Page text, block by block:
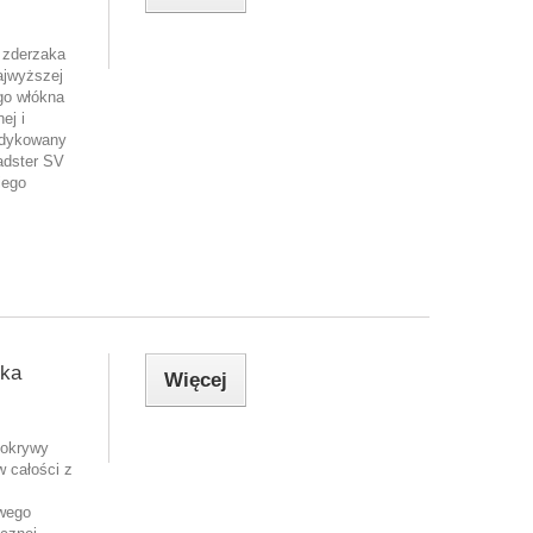
włókna
i
SV
całości z
Więcej